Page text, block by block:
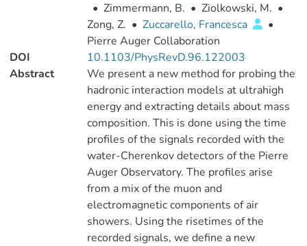
• Zimmermann, B. • Ziolkowski, M. •
Zong, Z. • Zuccarello, Francesca
•
Pierre Auger Collaboration
DOI
10.1103/PhysRevD.96.122003
Abstract
We present a new method for probing the
hadronic interaction models at ultrahigh
energy and extracting details about mass
composition. This is done using the time
profiles of the signals recorded with the
water-Cherenkov detectors of the Pierre
Auger Observatory. The profiles arise
from a mix of the muon and
electromagnetic components of air
showers. Using the risetimes of the
recorded signals, we define a new